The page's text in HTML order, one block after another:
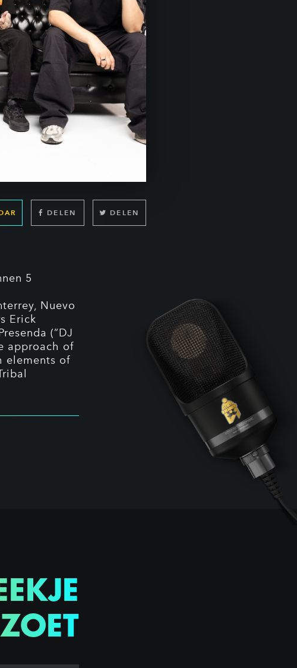
DELEN DELEN
5
Nuevo
Erick
(“DJ
approach of
elements of